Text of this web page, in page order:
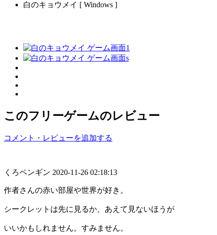
白のキョウメイ [ Windows ]
このフリーゲームのレビュー
コメント・レビューを追加する
くろペンギン 2020-11-26 02:18:13
作者さんの赤い部屋や世界が好き。
シークレットは先に見るか、あえて見ないほうが
いいかもしれません。すみません。